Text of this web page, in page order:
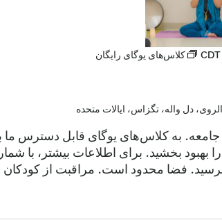
CDT کلاس‌های یوگای رایگان
جامعه. به کلاس‌های یوگای قابل دسترس
برسید. فضا محدود است. مراقبت از